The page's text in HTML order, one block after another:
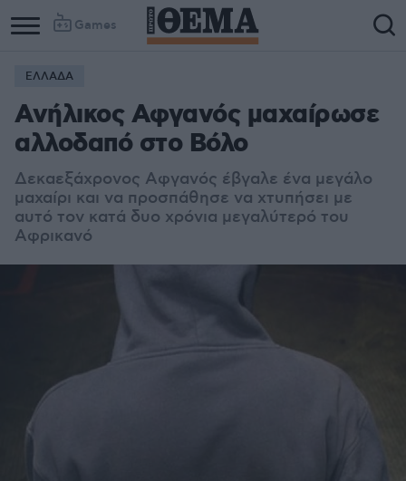
Games
1
2
ΕΛΛΑΔΑ
Ανήλικος Αφγανός μαχαίρωσε
αλλοδαπό στο Βόλο
Δεκαεξάχρονος Αφγανός έβγαλε ένα μεγάλο
μαχαίρι και να προσπάθησε να χτυπήσει με
αυτό τον κατά δυο χρόνια μεγαλύτερό του
Αφρικανό